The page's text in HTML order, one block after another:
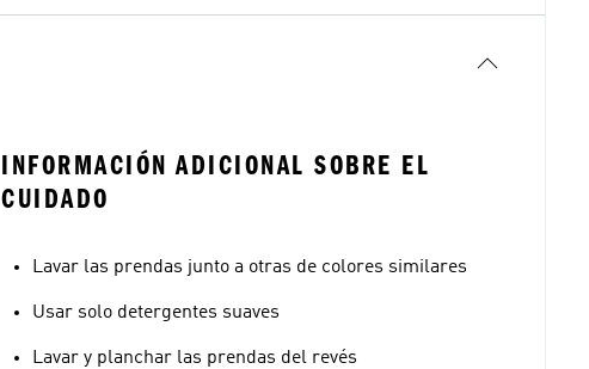
INFORMACIÓN ADICIONAL SOBRE EL
CUIDADO
Lavar las prendas junto a otras de colores similares
Usar solo detergentes suaves
Lavar y planchar las prendas del revés